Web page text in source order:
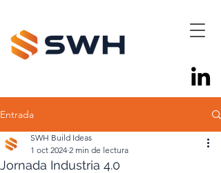
Entrada
Jornada Industria 4.0
SWH Build Ideas
1 oct 2024 2 min de lectura